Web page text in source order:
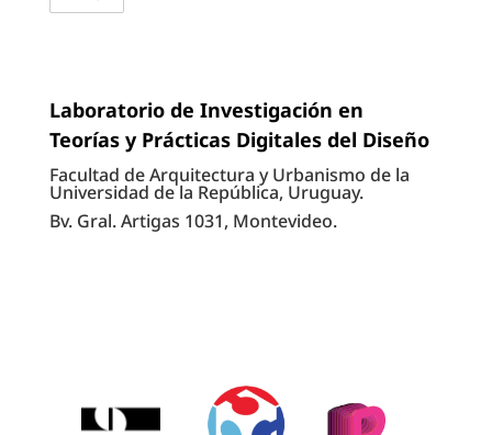
Laboratorio de Investigación en
Teorías y Prácticas Digitales del Diseño
Facultad de Arquitectura y Urbanismo de la
Universidad de la República, Uruguay.
Bv. Gral. Artigas 1031, Montevideo.